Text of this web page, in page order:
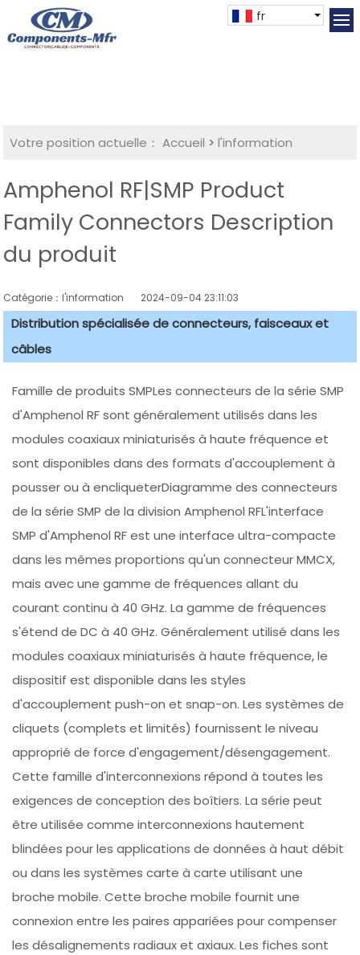
fr
Votre position actuelle： Accueil >l'information
Amphenol RF|SMP Product
Family Connectors Description
du produit
Catégorie：l'information 2024-09-04 23:11:03
Distribution spécialisée de connecteurs, faisceaux et
câbles
Famille de produits SMPLes connecteurs de la série SMP
d'Amphenol RF sont généralement utilisés dans les
modules coaxiaux miniaturisés à haute fréquence et
sont disponibles dans des formats d'accouplement à
pousser ou à encliqueterDiagramme des connecteurs
de la série SMP de la division Amphenol RFL'interface
SMP d'Amphenol RF est une interface ultra-compacte
dans les mêmes proportions qu'un connecteur MMCX,
mais avec une gamme de fréquences allant du
courant continu à 40 GHz. La gamme de fréquences
s'étend de DC à 40 GHz. Généralement utilisé dans les
modules coaxiaux miniaturisés à haute fréquence, le
dispositif est disponible dans les styles
d'accouplement push-on et snap-on. Les systèmes de
cliquets (complets et limités) fournissent le niveau
approprié de force d'engagement/désengagement.
Cette famille d'interconnexions répond à toutes les
exigences de conception des boîtiers. La série peut
être utilisée comme interconnexions hautement
blindées pour les applications de données à haut débit
ou dans les systèmes carte à carte utilisant une
broche mobile. Cette broche mobile fournit une
connexion entre les paires appariées pour compenser
les désalignements radiaux et axiaux. Les fiches sont